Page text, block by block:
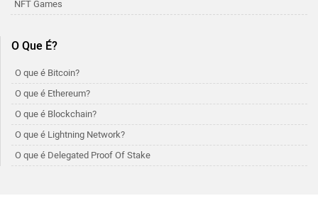
NFT Games
O Que É?
O que é Bitcoin?
O que é Ethereum?
O que é Blockchain?
O que é Lightning Network?
O que é Delegated Proof Of Stake